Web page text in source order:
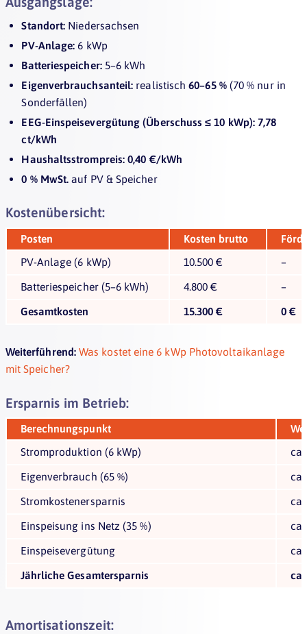
Standort: Niedersachsen
PV-Anlage: 6 kWp
Batteriespeicher:5–6 kWh
Eigenverbrauchsanteil: realistisch60–65 %(70 % nur in
Sonderfällen)
EEG-Einspeisevergütung (Überschuss ≤ 10 kWp): 7,78
ct/kWh
Haushaltsstrompreis: 0,40 €/kWh
0 % MwSt. auf PV & Speicher
Kostenübersicht:
Posten Kosten brutto
PV-Anlage (6 kWp)
10.500 €
–
Batteriespeicher (5–6 kWh)
4.800 €
–
Gesamtkosten
15.300 € 0 €
Weiterführend: Was kostet eine 6 kWp Photovoltaikanlage
mit Speicher?
Ersparnis im Betrieb:
Berechnungspunkt
Stromproduktion (6 kWp)
ca.
Eigenverbrauch (65 %)
ca.
Stromkostenersparnis
ca.
Einspeisung ins Netz (35 %)
ca.
Einspeisevergütung
ca.
Jährliche Gesamtersparnis
ca.
Amortisationszeit: